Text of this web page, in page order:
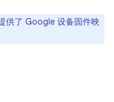
供了 Google 设备固件映